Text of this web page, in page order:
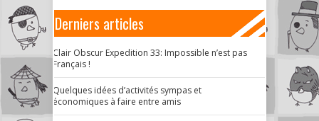
Derniers articles
Clair Obscur Expedition 33: Impossible n’est pas
Français !
Quelques idées d’activités sympas et
économiques à faire entre amis